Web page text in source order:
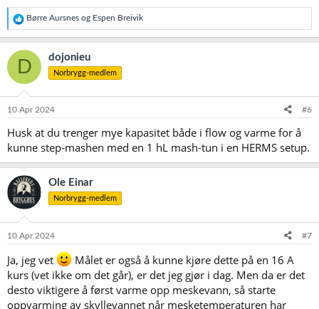
R
e
a
k
s
j
o
e
:
Børre Aursnes og Espen Breivik
D dojonieu
Norbrygg-medlem
10 Apr 2024 #6
Husk at du trenger mye kapasitet både i flow og varme for å
kunne step-mashen med en 1 hL mash-tun i en HERMS setup.
Ole Einar
Norbrygg-medlem
10 Apr 2024 #7
Ja, jeg vet
Målet er også å kunne kjøre dette på en 16 A
kurs (vet ikke om det går), er det jeg gjør i dag. Men da er det
desto viktigere å først varme opp meskevann, så starte
oppvarming av skyllevannet når mesketemperaturen har